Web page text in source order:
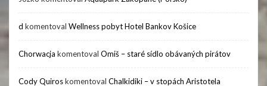
d komentoval Wellness pobyt Hotel Bankov Košice
Chorwacja komentoval Omiš – staré sídlo obávaných pirátov
Cody Quiroskomentoval Chalkidiki – v stopách Aristotela